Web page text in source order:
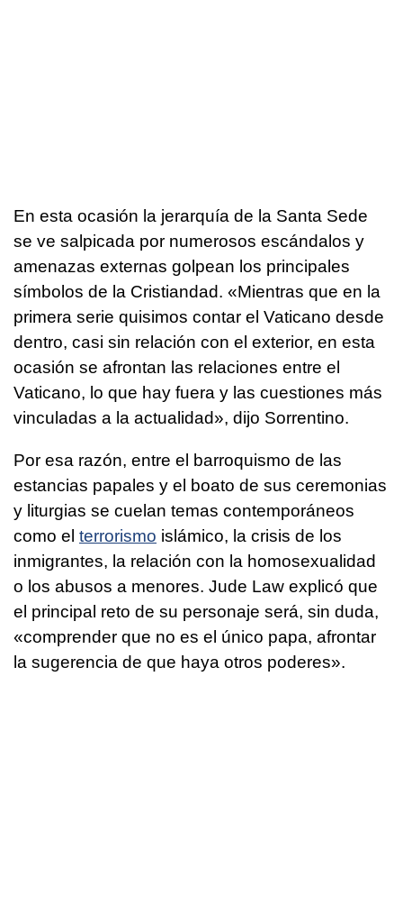
En esta ocasión la jerarquía de la Santa Sede
se ve salpicada por numerosos escándalos y
amenazas externas golpean los principales
símbolos de la Cristiandad. «Mientras que en la
primera serie quisimos contar el Vaticano desde
dentro, casi sin relación con el exterior, en esta
ocasión se afrontan las relaciones entre el
Vaticano, lo que hay fuera y las cuestiones más
vinculadas a la actualidad», dijo Sorrentino.
Por esa razón, entre el barroquismo de las
estancias papales y el boato de sus ceremonias
y liturgias se cuelan temas contemporáneos
como el terrorismo islámico, la crisis de los
inmigrantes, la relación con la homosexualidad
o los abusos a menores. Jude Law explicó que
el principal reto de su personaje será, sin duda,
«comprender que no es el único papa, afrontar
la sugerencia de que haya otros poderes».